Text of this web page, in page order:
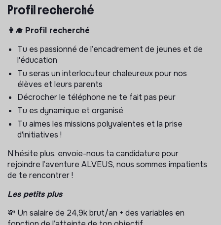
beau métier au service des autres... envoie-nous ta
En tant que co-responsable de Ruche / responsable
pédagogique, tu géreras un espace de soutien scolaire
et suivras la progression des élèves
samedi.
Tu assureras :
- La croissance du chiffre d’affaires et la gestion de la
relation commerciale
- L’amélioration de la gestion opérationnelle
- La coordination et l'accompagnement de nos tuteurs
prestataires
Profil recherché
👩‍🎓 Profil recherché
Tu es passionné de l’encadrement de jeunes et de
l'éducation
Tu seras un interlocuteur chaleureux pour nos
élèves et leurs parents
Décrocher le téléphone ne te fait pas peur
Tu es dynamique et organisé
Tu aimes les missions polyvalentes et la prise
d'initiatives !
N’hésite plus, envoie-nous ta candidature pour
rejoindre l’aventure ALVEUS, nous sommes impatients
de te rencontrer !
Les petits plus
💸 Un salaire de 24,9k brut/an + des variables en